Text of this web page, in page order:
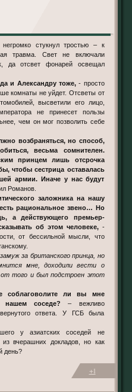
травма. Свет не включали
да отсвет фонарей освещал
и Александру тоже,- просто
комнаты не уйдет. Отсветы от
высветили его лицо,
не принесет пользы
чем он мог позволить себе
возбраняться, но способ,
весьма сомнителен.
принцем лишь отсрочка
чтобы сестрица оставалась
армии. Иначе у нас будут
Романов.
заложника на нашу
рациональное звено… Но
а действующего премьер-
об этом человеке, -
от бессильной мысли, что
за британского принца, но
мне, доходили вести о
от того и был подстроен этот
соблаговолите ли вы мне
нашем соседе? – вежливо
ответа. У ГСБ была
у азиатских соседей не
вчерашних докладов, но как
день?
+1